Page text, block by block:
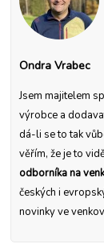
Ondra Vrabec
Jsem majitelem
výrobce a
dá-li se to tak
věřím, že je to
odborníka na
českých i
novinky ve